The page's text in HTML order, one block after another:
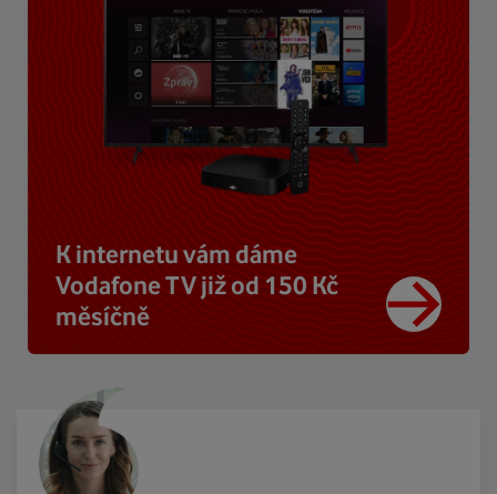
K internetu vám dáme
Vodafone TV již od 150 Kč
měsíčně